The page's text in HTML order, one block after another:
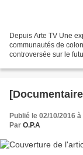
Depuis Arte TV Une
communautés de
controversée sur le
Publié le 02/10/2016
Par O.P.A